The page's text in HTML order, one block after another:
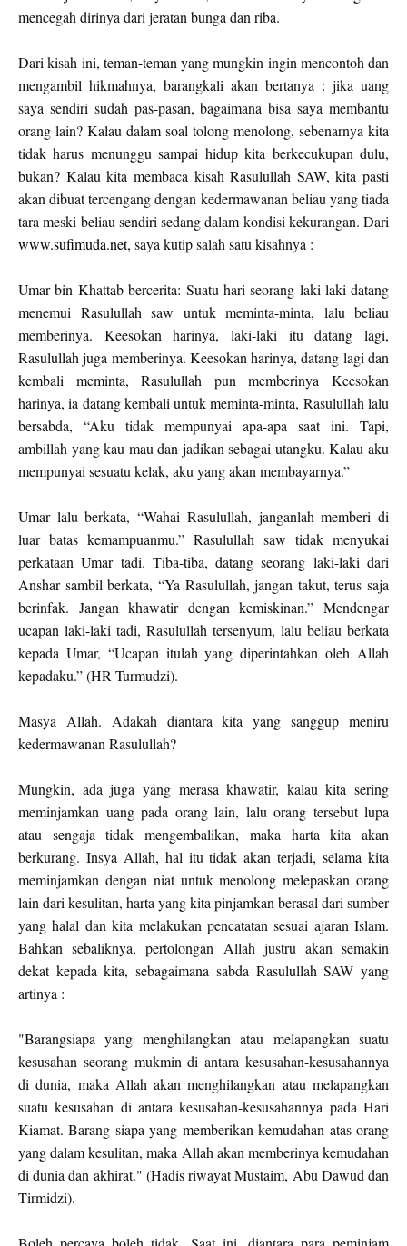
mencegah dirinya dari jeratan bunga dan riba.
Dari kisah ini, teman-teman yang mungkin ingin mencontoh dan
mengambil hikmahnya, barangkali akan bertanya : jika uang
saya sendiri sudah pas-pasan, bagaimana bisa saya membantu
orang lain? Kalau dalam soal tolong menolong, sebenarnya kita
tidak harus menunggu sampai hidup kita berkecukupan dulu,
bukan? Kalau kita membaca kisah Rasulullah SAW, kita pasti
akan dibuat tercengang dengan kedermawanan beliau yang tiada
tara meski beliau sendiri sedang dalam kondisi kekurangan. Dari
www.sufimuda.net, saya kutip salah satu kisahnya :
Umar bin Khattab bercerita: Suatu hari seorang laki-laki datang
menemui Rasulullah saw untuk meminta-minta, lalu beliau
memberinya. Keesokan harinya, laki-laki itu datang lagi,
Rasulullah juga memberinya. Keesokan harinya, datang lagi dan
kembali meminta, Rasulullah pun memberinya Keesokan
harinya, ia datang kembali untuk meminta-minta, Rasulullah lalu
bersabda, “Aku tidak mempunyai apa-apa saat ini. Tapi,
ambillah yang kau mau dan jadikan sebagai utangku. Kalau aku
mempunyai sesuatu kelak, aku yang akan membayarnya.”
Umar lalu berkata, “Wahai Rasulullah, janganlah memberi di
luar batas kemampuanmu.” Rasulullah saw tidak menyukai
perkataan Umar tadi. Tiba-tiba, datang seorang laki-laki dari
Anshar sambil berkata, “Ya Rasulullah, jangan takut, terus saja
berinfak. Jangan khawatir dengan kemiskinan.” Mendengar
ucapan laki-laki tadi, Rasulullah tersenyum, lalu beliau berkata
kepada Umar, “Ucapan itulah yang diperintahkan oleh Allah
kepadaku.” (HR Turmudzi).
Masya Allah. Adakah diantara kita yang sanggup meniru
kedermawanan Rasulullah?
Mungkin, ada juga yang merasa khawatir, kalau kita sering
meminjamkan uang pada orang lain, lalu orang tersebut lupa
atau sengaja tidak mengembalikan, maka harta kita akan
berkurang. Insya Allah, hal itu tidak akan terjadi, selama kita
meminjamkan dengan niat untuk menolong melepaskan orang
lain dari kesulitan, harta yang kita pinjamkan berasal dari sumber
yang halal dan kita melakukan pencatatan sesuai ajaran Islam.
Bahkan sebaliknya, pertolongan Allah justru akan semakin
dekat kepada kita, sebagaimana sabda Rasulullah SAW yang
artinya :
"Barangsiapa yang menghilangkan atau melapangkan suatu
kesusahan seorang mukmin di antara kesusahan-kesusahannya
di dunia, maka Allah akan menghilangkan atau melapangkan
suatu kesusahan di antara kesusahan-kesusahannya pada Hari
Kiamat. Barang siapa yang memberikan kemudahan atas orang
yang dalam kesulitan, maka Allah akan memberinya kemudahan
di dunia dan akhirat." (Hadis riwayat Mustaim, Abu Dawud dan
Tirmidzi).